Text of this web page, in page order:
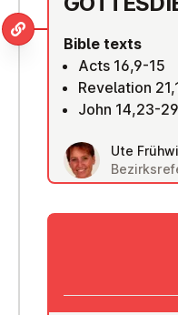
Bible texts
Acts 16,9-15
Revelation
John 14,23-29
Ute